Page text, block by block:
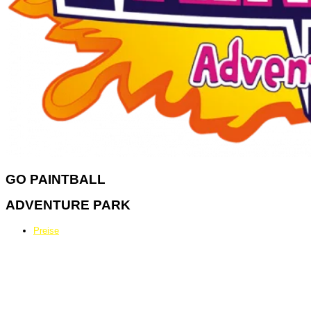
GO PAINTBALL
ADVENTURE PARK
Preise